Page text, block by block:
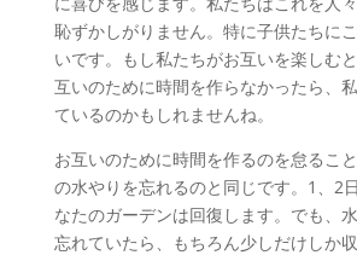
恥ずかしがりません。特に子供たちに
いです。もし私たちがお互いを楽しむ
互いのために時間を作らなかったら、
ているのかもしれませんね。
お互いのために時間を作るのを怠るこ
の水やりを忘れるのと同じです。1、2
なたのガーデンは回復します。でも、
忘れていたら、もちろん少しだけしか